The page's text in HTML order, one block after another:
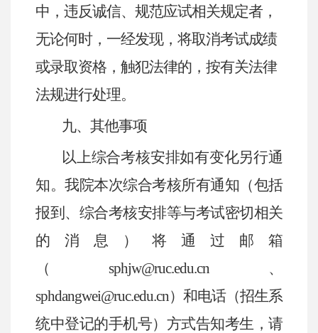
中，违反诚信、规范应试相关规定者，
无论何时，一经发现，将取消考试成绩
或录取资格，触犯法律的，按有关法律
法规进行处理。
九、其他事项
以上综合考核安排如有变化另行通
知。我院本次综合考核所有通知（包括
报到、综合考核安排等与考试密切相关
的消息）将通过邮箱
（ sphjw@ruc.edu.cn 、
sphdangwei@ruc.edu.cn）和电话（招生系
统中登记的手机号）方式告知考生，请